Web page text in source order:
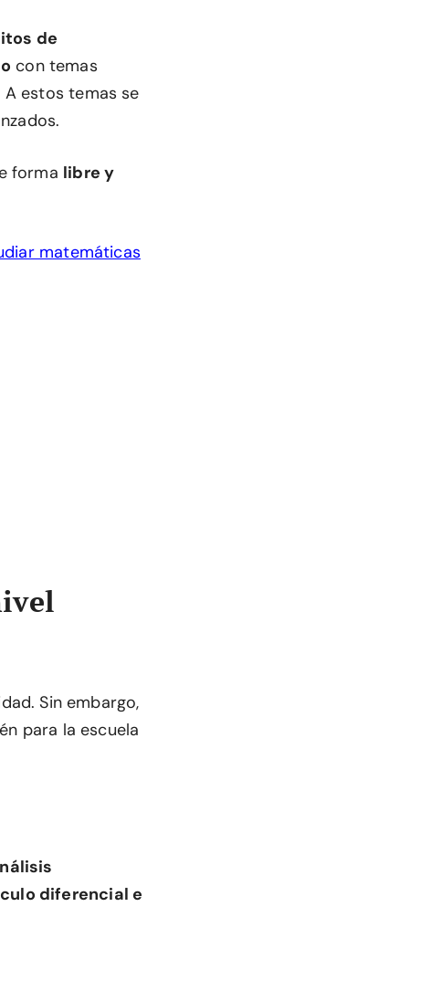
de
con temas
A estos temas se
forma libre y
matemáticas
Sin embargo,
para la escuela
diferencial e